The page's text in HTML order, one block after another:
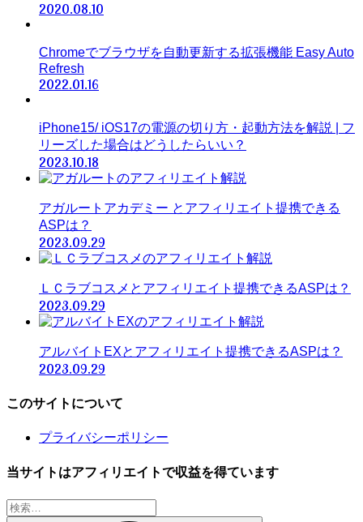
2020.08.10
Chromeでブラウザを自動更新する拡張機能 Easy Auto
Refresh
2022.01.16
iPhone15/ iOS17の電源の切り方・起動方法を解説 | フ
リーズした場合はどうしたらいい？
2023.10.18
アガルートアカデミー とアフィリエイト提携できる
ASPは？
2023.09.29
ＬＣラブコスメとアフィリエイト提携できるASPは？
2023.09.29
アルバイトEXとアフィリエイト提携できるASPは？
2023.09.29
このサイトについて
プライバシーポリシー
当サイトはアフィリエイトで収益を得ています
検